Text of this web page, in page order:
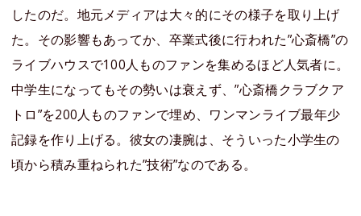
したのだ。地元メディアは大々的にその様子を取り上げ
た。その影響もあってか、卒業式後に行われた”心斎橋”の
ライブハウスで100人ものファンを集めるほど人気者に。
中学生になってもその勢いは衰えず、”心斎橋クラブクア
トロ”を200人ものファンで埋め、ワンマンライブ最年少
記録を作り上げる。彼女の凄腕は、そういった小学生の
頃から積み重ねられた”技術”なのである。